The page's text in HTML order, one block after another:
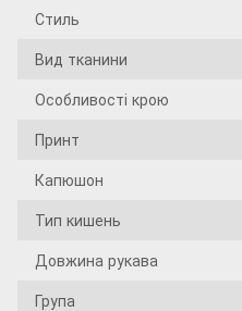
Стиль
Вид тканини
Особливості крою
Принт
Капюшон
Тип кишень
Довжина рукава
Група